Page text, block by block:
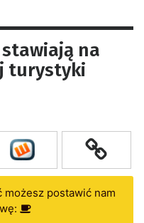
na
turystyki
możesz postawić nam